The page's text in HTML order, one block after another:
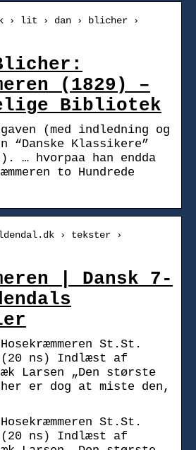
› lit › dan › blicher ›
(1829) –
Bibliotek
(med indledning og
Klassikere”
… hvorpaa han endda
to Hundrede
› tekster ›
| Dansk 7-
Hosekræmmeren St.St.
ns) Indlæst af
Larsen „Den største
er dog at miste den,
Hosekræmmeren St.St.
ns) Indlæst af